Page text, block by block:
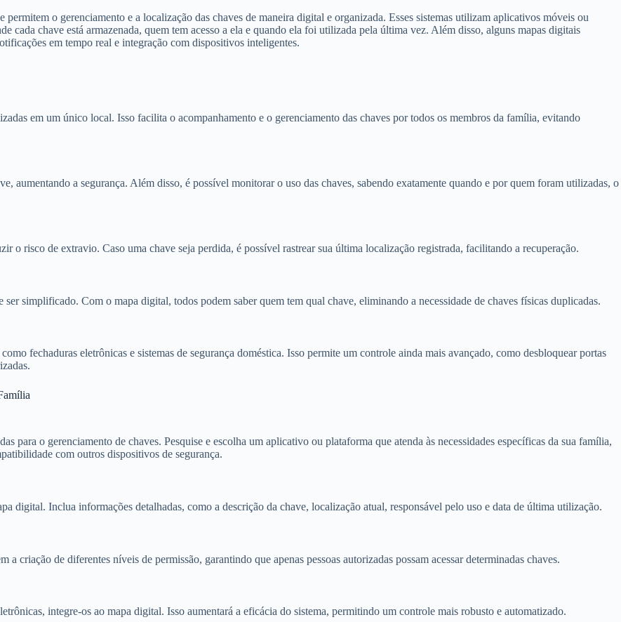
o gerenciamento e a localização das chaves de maneira digital e organizada. Esses sistemas utilizam aplicativos móveis ou
cada chave está armazenada, quem tem acesso a ela e quando ela foi utilizada pela última vez. Além disso, alguns mapas digitais
em tempo real e integração com dispositivos inteligentes.
em um único local. Isso facilita o acompanhamento e o gerenciamento das chaves por todos os membros da família, evitando
aumentando a segurança. Além disso, é possível monitorar o uso das chaves, sabendo exatamente quando e por quem foram utilizadas, o
o risco de extravio. Caso uma chave seja perdida, é possível rastrear sua última localização registrada, facilitando a recuperação.
simplificado. Com o mapa digital, todos podem saber quem tem qual chave, eliminando a necessidade de chaves físicas duplicadas.
fechaduras eletrônicas e sistemas de segurança doméstica. Isso permite um controle ainda mais avançado, como desbloquear portas
para o gerenciamento de chaves. Pesquise e escolha um aplicativo ou plataforma que atenda às necessidades específicas da sua família,
com outros dispositivos de segurança.
digital. Inclua informações detalhadas, como a descrição da chave, localização atual, responsável pelo uso e data de última utilização.
criação de diferentes níveis de permissão, garantindo que apenas pessoas autorizadas possam acessar determinadas chaves.
integre-os ao mapa digital. Isso aumentará a eficácia do sistema, permitindo um controle mais robusto e automatizado.